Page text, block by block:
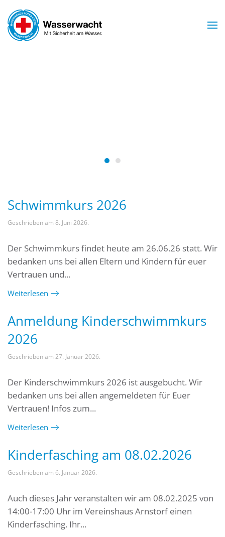
Skip to main content
Wasserwacht Arnstorf
Schwimmkurs 2026
Geschrieben am 8. Juni 2026.
Der Schwimmkurs findet heute am 26.06.26 statt. Wir
bedanken uns bei allen Eltern und Kindern für euer
Vertrauen und...
Weiterlesen
Anmeldung Kinderschwimmkurs
2026
Geschrieben am 27. Januar 2026.
Der Kinderschwimmkurs 2026 ist ausgebucht. Wir
bedanken uns bei allen angemeldeten für Euer
Vertrauen! Infos zum...
Weiterlesen
Kinderfasching am 08.02.2026
Geschrieben am 6. Januar 2026.
Auch dieses Jahr veranstalten wir am 08.02.2025 von
14:00-17:00 Uhr im Vereinshaus Arnstorf einen
Kinderfasching. Ihr...